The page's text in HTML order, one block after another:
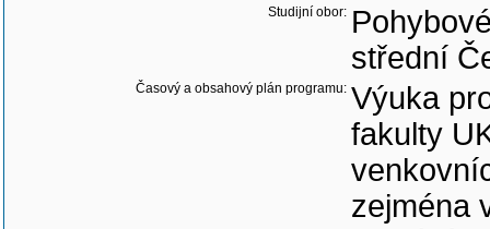
Studijní obor:
střední
Časový a obsahový plán programu: Výuka
fakulty
zejména